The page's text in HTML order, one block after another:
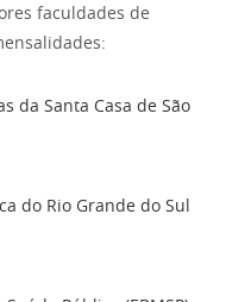
faculdades de
da Santa Casa de São
do Rio Grande do Sul